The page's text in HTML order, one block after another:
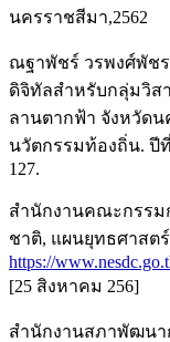
นครราชสีมา,2562
ณฐาพัชร์ วรพงศ์พัช
ดิจิทัลสำหรับกลุ่มวิ
ลานตากฟ้า จังหวัดน
นวัตกรรมท้องถิ่น. ปี
127.
สำนักงานคณะกรรม
ชาติ, แผนยุทธศาสต
https://
[25 สิงหาคม 256]
สำนักงานสภาพัฒนา